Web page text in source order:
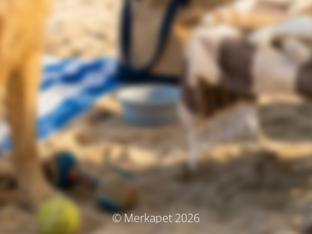
© Merkapet 2026